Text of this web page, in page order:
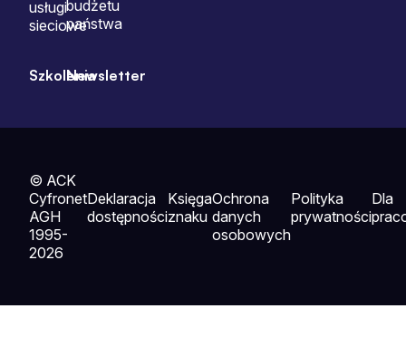
usługi
sieciowe
budżetu
państwa
SzkoleniaNewsletter
© ACK
Cyfronet
AGH
1995-
2026
Deklaracja
dostępności
Księga
znaku
Ochrona
danych
osobowych
Polityka
prywatności
Dla